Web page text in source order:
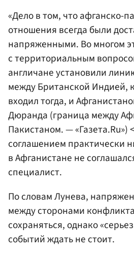
«Дело в том, что афганско-
отношения всегда были
напряженными. Во многом
с территориальным
англичане установили
между Британской Индией,
входил тогда, и
Дюранда (граница между
Пакистаном. — «Газета.Ru»)
соглашением практически
в Афганистане не
специалист.
По словам Лунева,
между сторонами
сохраняться, однако
событий ждать не стоит.